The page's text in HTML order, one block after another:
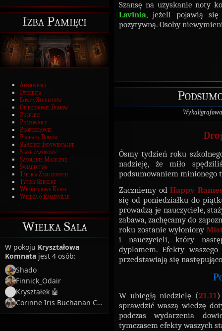
Izba Pamięci
Absolwenci
Dyrekcja
Łowca Studentów
Opiekunowie Domów
Prefekci
Pracownicy
Profesorowie
Puchary Domów
Rankingi Indywidualne
Staże zawodowe
Szkolenie Magiczne
Świadectwa
Tablica Zasłużonych
Tytuły Szkolne
Weekendowe Kursy
Wiedza o Ramesville
Wielka Sala
W pokoju Kryształowa
Komnata jest 4 osób:
Shado
Finnick_Odair
Kryształek 🤖
Corinne Iris Buchanan Coltrane
Szansę na uzyskanie noty
Lavinia, jeżeli pojawią
pozytywną. Osoby
Ósmy tydzień roku
nadzieję, że miło
podsumowaniem minionego
Zaczniemy odHappy
się od poniedziałku do
prowadzą je nauczyciele,
zabawa, zachęcamy do
roku zostanie wyłoniony
i nauczycieli, który
dyplomem. Efekty
przedstawiają się
W ubiegłą niedzielę (21.11
sprawdzić waszą wiedzę
podczas wydarzenia
tymczasem efekty waszych